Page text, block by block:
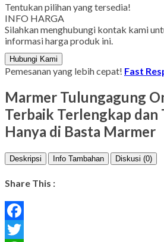
Tentukan pilihan yang tersedia!
INFO HARGA
Silahkan menghubungi kontak kami
informasi harga produk ini.
Hubungi Kami
Pemesanan yang lebih cepat! Fast
Marmer Tulungagung
Terbaik Terlengkap dan
Hanya di Basta Marmer
Deskripsi Info Tambahan Diskusi (0)
Share This :
Facebook